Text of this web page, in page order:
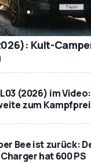
Kult-
(2026) im
zum
Bee ist zurück:
hat 600 PS